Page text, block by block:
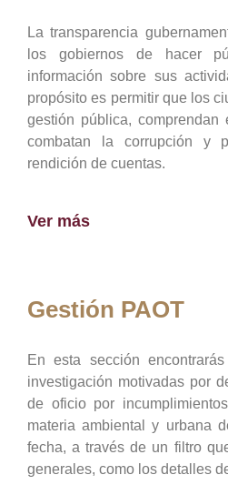
La transparencia
los gobiernos de hacer
información sobre sus
propósito es permitir que los
gestión pública,
combatan la corrupción y
rendición de cuentas.
Ver más
Gestión PAOT
En esta sección
investigación motivadas por
de oficio por
materia ambiental y urbana
fecha, a través de un filtro
generales, como los detalles